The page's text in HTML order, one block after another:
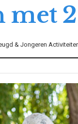
met
& Jongeren